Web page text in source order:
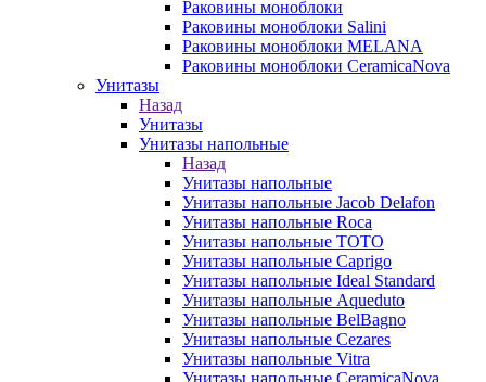
Раковины моноблоки
Раковины моноблоки Salini
Раковины моноблоки MELANA
Раковины моноблоки CeramicaNova
Унитазы
Назад
Унитазы
Унитазы напольные
Назад
Унитазы напольные
Унитазы напольные Jacob Delafon
Унитазы напольные Roca
Унитазы напольные TOTO
Унитазы напольные Caprigo
Унитазы напольные Ideal Standard
Унитазы напольные Aqueduto
Унитазы напольные BelBagno
Унитазы напольные Cezares
Унитазы напольные Vitra
Унитазы напольные CeramicaNova